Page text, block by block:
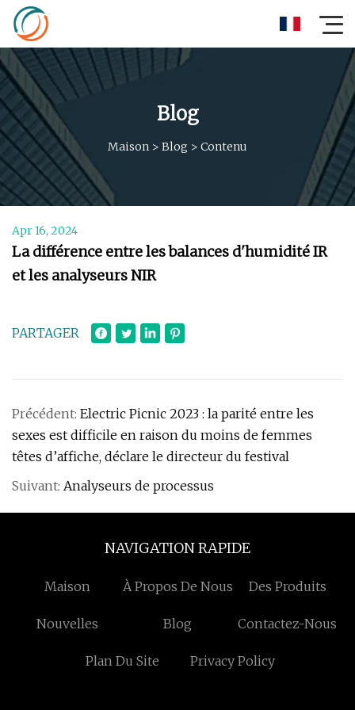
Blog
Maison > Blog > Contenu
Apr 16, 2024
La différence entre les balances d'humidité IR
et les analyseurs NIR
PARTAGER
Précédent: Electric Picnic 2023 : la parité entre les
sexes est difficile en raison du moins de femmes
têtes d’affiche, déclare le directeur du festival
Suivant: Analyseurs de processus
NAVIGATION RAPIDE
Maison À Propos De Nous Des Produits
Nouvelles Blog Contactez-Nous
Plan Du Site Privacy Policy